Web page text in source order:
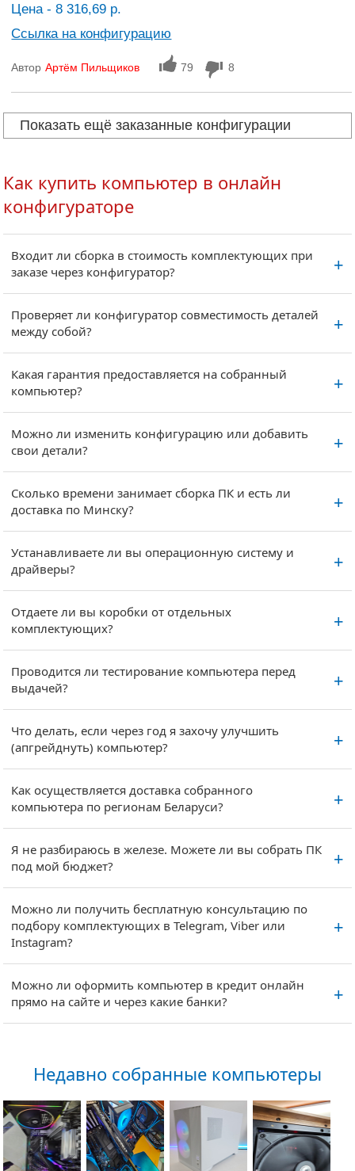
Цена - 8 316,69 р.
Ссылка на конфигурацию
Автор Артём Пильщиков 79 8
Показать ещё заказанные конфигурации
Как купить компьютер в онлайн
конфигураторе
Входит ли сборка в стоимость комплектующих при
заказе через конфигуратор?
Проверяет ли конфигуратор совместимость деталей
между собой?
Какая гарантия предоставляется на собранный
компьютер?
Можно ли изменить конфигурацию или добавить
свои детали?
Сколько времени занимает сборка ПК и есть ли
доставка по Минску?
Устанавливаете ли вы операционную систему и
драйверы?
Отдаете ли вы коробки от отдельных
комплектующих?
Проводится ли тестирование компьютера перед
выдачей?
Что делать, если через год я захочу улучшить
(апгрейднуть) компьютер?
Как осуществляется доставка собранного
компьютера по регионам Беларуси?
Я не разбираюсь в железе. Можете ли вы собрать ПК
под мой бюджет?
Можно ли получить бесплатную консультацию по
подбору комплектующих в Telegram, Viber или
Instagram?
Можно ли оформить компьютер в кредит онлайн
прямо на сайте и через какие банки?
Недавно собранные компьютеры